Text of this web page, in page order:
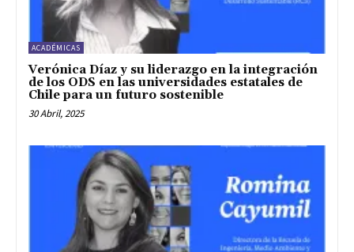
ACADÉMICAS
Verónica Díaz y su liderazgo en la integración
de los ODS en las universidades estatales de
Chile para un futuro sostenible
30 Abril, 2025